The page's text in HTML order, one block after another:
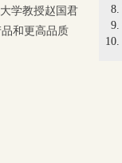
学教授赵国君
和更高品质